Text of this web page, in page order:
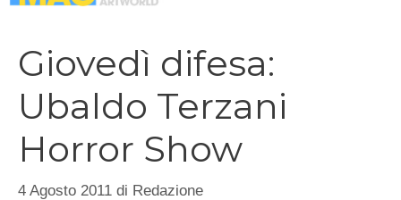
Giovedì difesa:
Ubaldo Terzani
Horror Show
4 Agosto 2011 di Redazione